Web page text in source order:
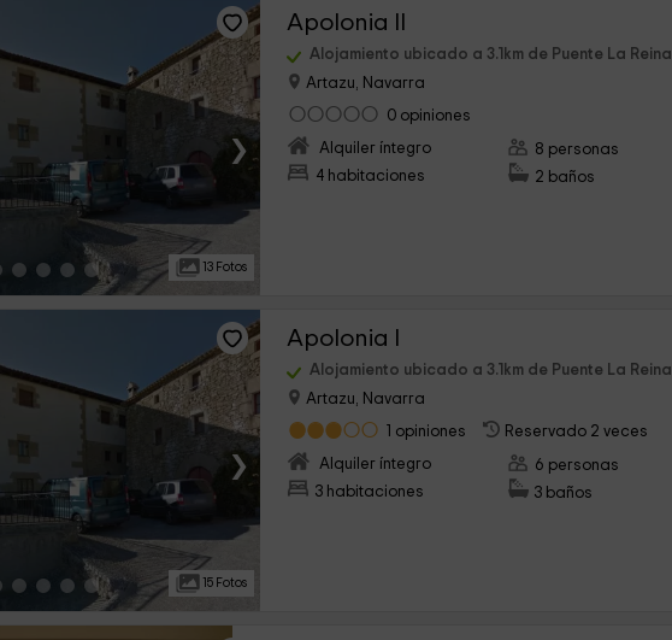
›
13 Fotos
Apolonia II
Alojamiento ubicado a 3.1km de Puente La Reina
Artazu, Navarra
0 opiniones
Alquiler íntegro
4 habitaciones
8 personas
2 baños
›
15 Fotos
Apolonia I
Alojamiento ubicado a 3.1km de Puente La Reina
Artazu, Navarra
1 opiniones
Reservado 2 veces
Alquiler íntegro
3 habitaciones
6 personas
3 baños